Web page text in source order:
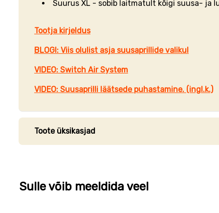
Suurus XL - sobib laitmatult kõigi suusa- ja
Tootja kirjeldus
BLOGI: Viis olulist asja suusaprillide valikul
VIDEO: Switch Air System
VIDEO: Suusaprilli läätsede puhastamine. (ingl.k.)
Toote üksikasjad
Sulle võib meeldida veel